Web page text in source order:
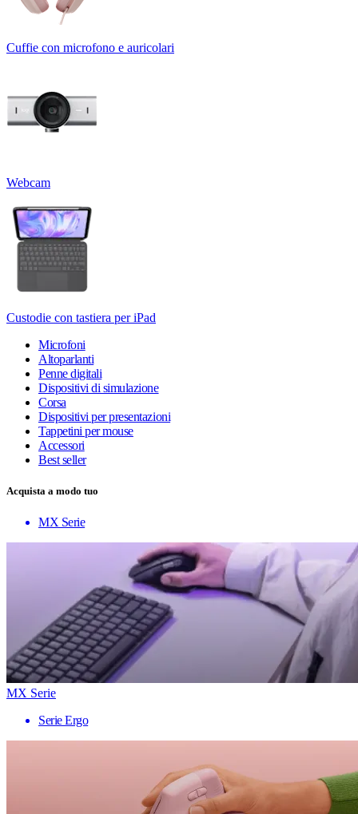
Cuffie con microfono e auricolari
Webcam
Custodie con tastiera per iPad
Microfoni
Altoparlanti
Penne digitali
Dispositivi di simulazione
Corsa
Dispositivi per presentazioni
Tappetini per mouse
Accessori
Best seller
Acquista a modo tuo
MX Serie
MX Serie
Serie Ergo